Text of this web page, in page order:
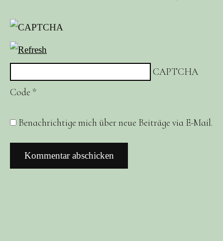
CAPTCHA
Code *
Benachrichtige mich über neue Beiträge via E-Mail.